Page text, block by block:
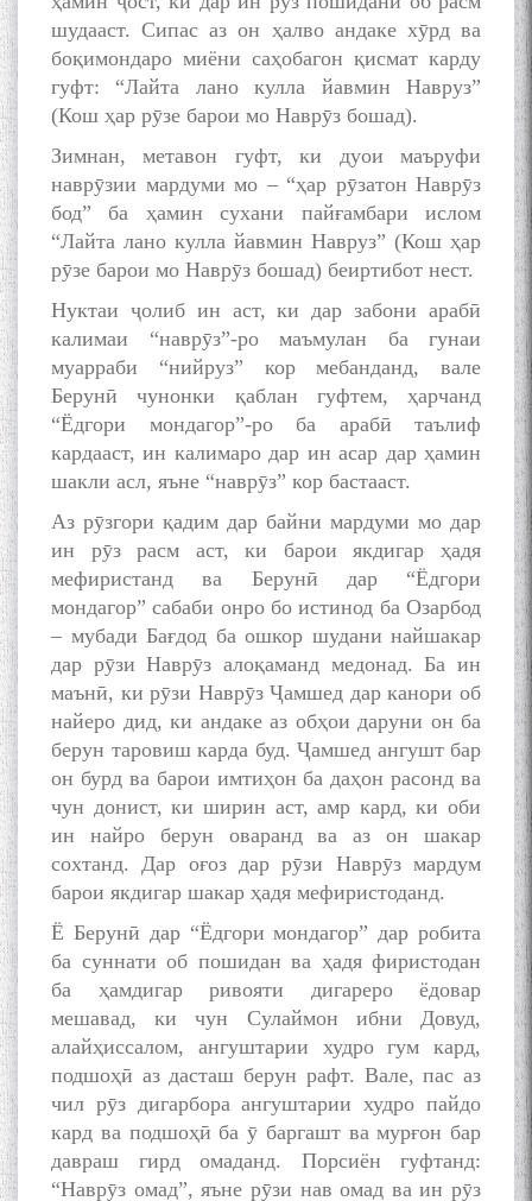
шудааст. Сипас аз он ҳалво андаке хӯрд ва
боқимондаро миёни саҳобагон қисмат карду
гуфт: “Лайта лано кулла йавмин Навруз”
(Кош ҳар рӯзе барои мо Наврӯз бошад).
Зимнан, метавон гуфт, ки дуои маъруфи
наврӯзии мардуми мо – “ҳар рӯзатон Наврӯз
бод” ба ҳамин сухани пайғамбари ислом
“Лайта лано кулла йавмин Навруз” (Кош ҳар
рӯзе барои мо Наврӯз бошад) беиртибот нест.
Нуктаи ҷолиб ин аст, ки дар забони арабӣ
калимаи “наврӯз”-ро маъмулан ба гунаи
муарраби “нийруз” кор мебанданд, вале
Берунӣ чунонки қаблан гуфтем, ҳарчанд
“Ёдгори мондагор”-ро ба арабӣ таълиф
кардааст, ин калимаро дар ин асар дар ҳамин
шакли асл, яъне “наврӯз” кор бастааст.
Аз рӯзгори қадим дар байни мардуми мо дар
ин рӯз расм аст, ки барои якдигар ҳадя
мефиристанд ва Берунӣ дар “Ёдгори
мондагор” сабаби онро бо истинод ба Озарбод
– мубади Бағдод ба ошкор шудани найшакар
дар рӯзи Наврӯз алоқаманд медонад. Ба ин
маънӣ, ки рӯзи Наврӯз Ҷамшед дар канори об
найеро дид, ки андаке аз обҳои даруни он ба
берун таровиш карда буд. Ҷамшед ангушт бар
он бурд ва барои имтиҳон ба даҳон расонд ва
чун донист, ки ширин аст, амр кард, ки оби
ин найро берун оваранд ва аз он шакар
сохтанд. Дар оғоз дар рӯзи Наврӯз мардум
барои якдигар шакар ҳадя мефиристоданд.
Ё Берунӣ дар “Ёдгори мондагор” дар робита
ба суннати об пошидан ва ҳадя фиристодан
ба ҳамдигар ривояти дигареро ёдовар
мешавад, ки чун Сулаймон ибни Довуд,
алайҳиссалом, ангуштарии худро гум кард,
подшоҳӣ аз дасташ берун рафт. Вале, пас аз
чил рӯз дигарбора ангуштарии худро пайдо
кард ва подшоҳӣ ба ӯ баргашт ва мурғон бар
давраш гирд омаданд. Порсиён гуфтанд:
“Наврӯз омад”, яъне рӯзи нав омад ва ин рӯз